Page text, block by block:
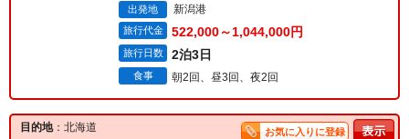
出発地 新潟港
旅行代金 522,000～1,044,000円
旅行日数 2泊3日
食事 朝2回、昼3回、夜2回
目的地：北海道 お気に入りに登録